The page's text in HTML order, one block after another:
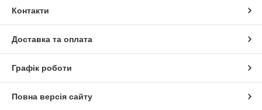
Контакти
Доставка та оплата
Графік роботи
Повна версія сайту